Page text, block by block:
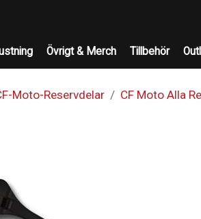
Övrigt & Merch Tillbehör
Moto-Reservdelar CF Moto Alla